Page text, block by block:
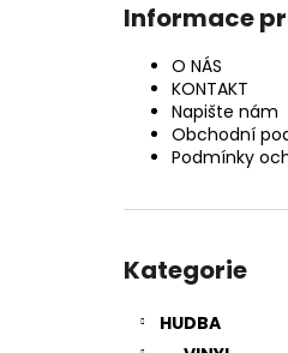
Informace
O NÁS
KONTAKT
Napište nám
Obchodní
Podmínky
kategorie
Kategorie
HUDBA